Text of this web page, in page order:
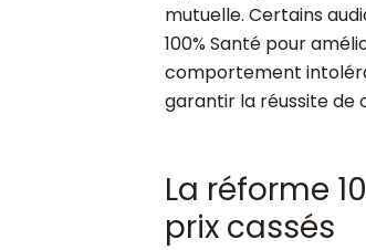
mutuelle. Certains
100% Santé pour
comportement
garantir la réussite de
La réforme
prix cassés